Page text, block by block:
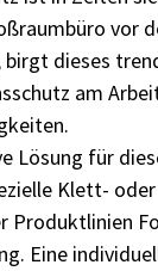
vor
dieses
am
Lösung für
Klett-
Produktlinien
Eine